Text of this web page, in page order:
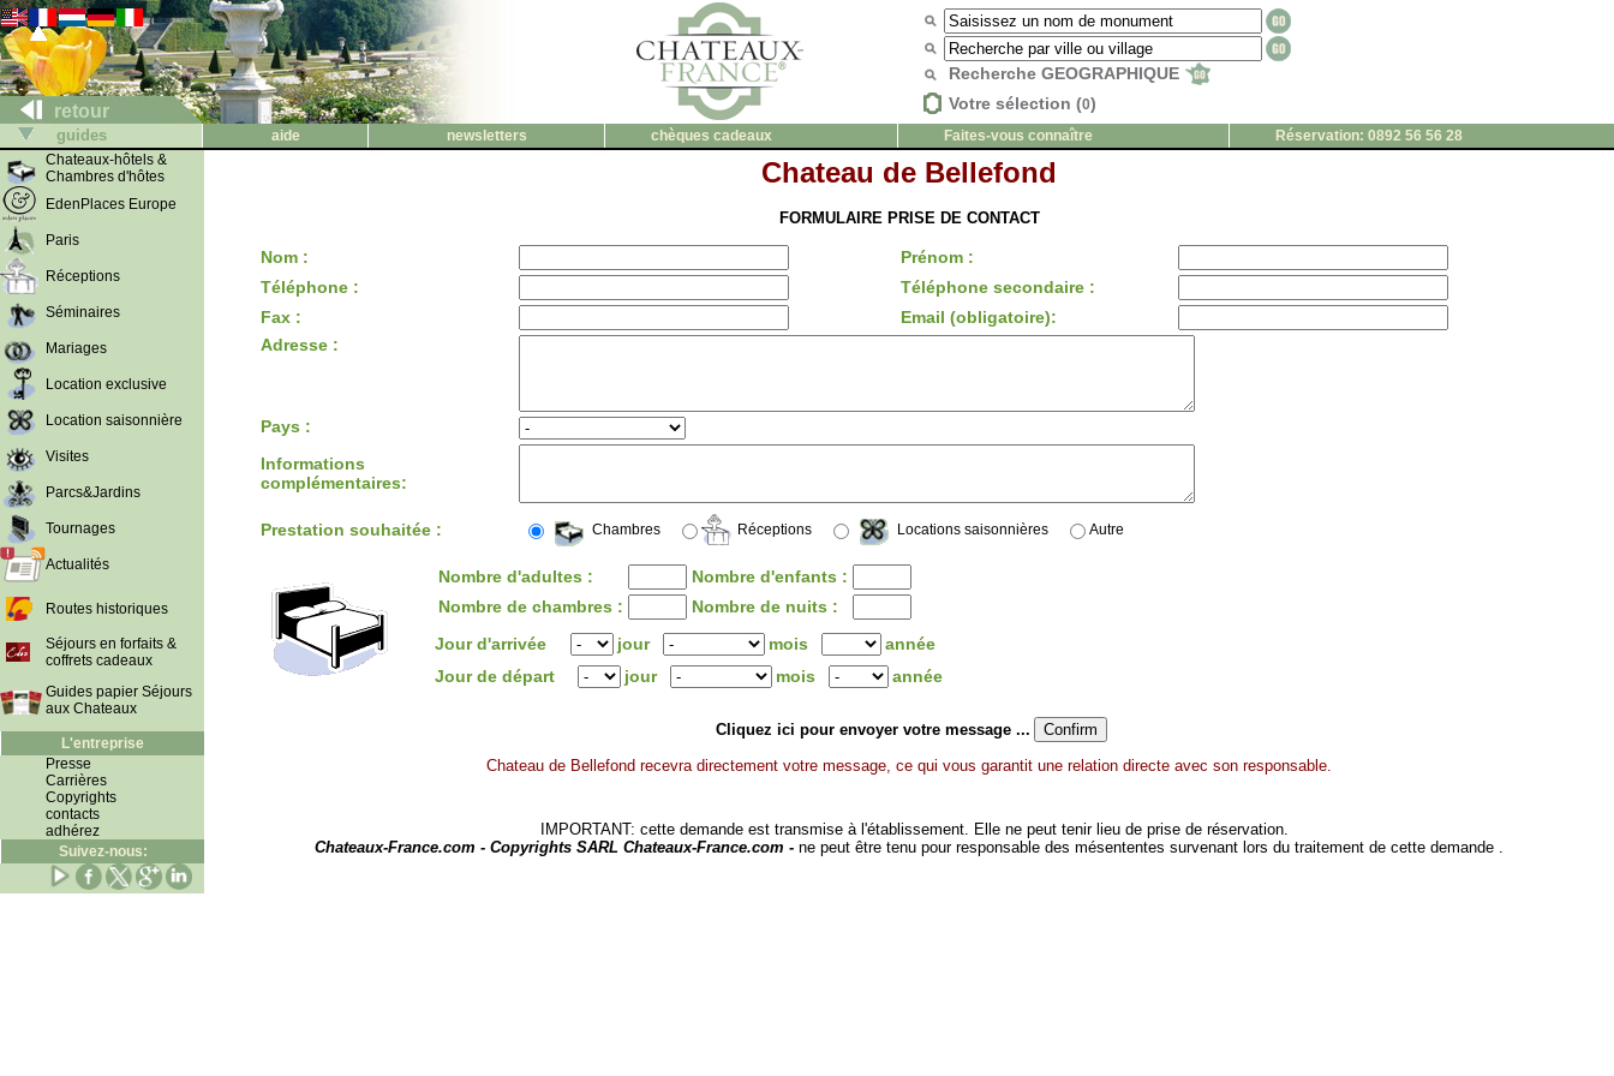
retour
Recherche GEOGRAPHIQUE
Votre sélection (0)
guides aide newsletters chèques cadeaux Faites-vous connaître
Réservation: 0892 56 56 28
Chateaux-hôtels &
Chambres d'hôtes
EdenPlaces Europe
Paris
Réceptions
Séminaires
Mariages
Location exclusive
Location saisonnière
Visites
Parcs&Jardins
Tournages
Actualités
Routes historiques
Séjours en forfaits &
coffrets cadeaux
Guides papier Séjours
aux Chateaux
L'entreprise
Presse
Carrières
Copyrights
contacts
adhérez
Suivez-nous:
Chateau de Bellefond
FORMULAIRE PRISE DE CONTACT
Nom :
Prénom :
Téléphone :
Téléphone secondaire :
Fax :
Email (obligatoire):
Adresse :
Pays :
Informations
complémentaires:
Prestation souhaitée : Chambres Réceptions Locations saisonnières Autre
Nombre d'adultes :
Nombre d'enfants :
Nombre de chambres :
Nombre de nuits :
Jour d'arrivée
jour mois
année
Jour de départ
jour mois année
Cliquez ici pour envoyer votre message ...
Chateau de Bellefond recevra directement votre message, ce qui vous garantit une relation directe avec son responsable.
IMPORTANT: cette demande est transmise à l'établissement. Elle ne peut tenir lieu de prise de réservation.
Chateaux-France.com - Copyrights SARL Chateaux-France.com - ne peut être tenu pour responsable des mésententes survenant lors du traitement de cette demande .